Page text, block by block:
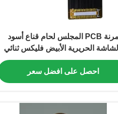
مرنة PCB المجلس لحام قناع أسود
الحريرية الأبيض فليكس ثنائي
الفينيل متعدد الكلور
احصل على افضل سعر